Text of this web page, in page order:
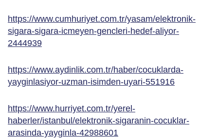
https://www.cumhuriyet.com.tr/yasam/elektronik-
sigara-sigara-icmeyen-gencleri-hedef-aliyor-
2444939
https://www.aydinlik.com.tr/haber/cocuklarda-
yayginlasiyor-uzman-isimden-uyari-551916
https://www.hurriyet.com.tr/yerel-
haberler/istanbul/elektronik-sigaranin-cocuklar-
arasinda-yayginla-42988601